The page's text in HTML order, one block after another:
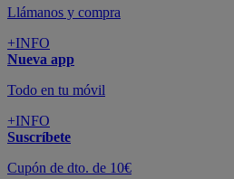
Llámanos y compra
+INFO
Nueva app
Todo en tu móvil
+INFO
Suscríbete
Cupón de dto. de 10€